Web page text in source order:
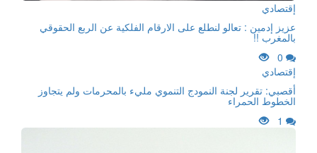
إقتصادي
عزيز إدمين : تعالو لنطلع على الارقام الفلكية عن الربع الحقوقي
بالمغرب !!
0
إقتصادي
أقصبي: تقرير لجنة النمودج التنموي مليء بالمحرمات ولم يتجاوز
الخطوط الحمراء
1